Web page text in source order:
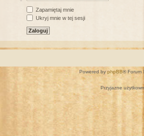
Zapamiętaj mnie
Ukryj mnie w tej sesji
Powered by phpBB® Forum
Przyjazne